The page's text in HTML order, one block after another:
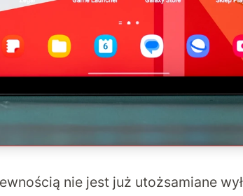
nie jest już utożsamiane